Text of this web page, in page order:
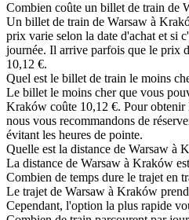
Combien coûte un billet de train de
Un billet de train de Warsaw à
prix varie selon la date d'achat et si
journée. Il arrive parfois que le prix
10,12 €.
Quel est le billet de train le moins
Le billet le moins cher que vous
Kraków coûte 10,12 €. Pour obtenir
nous vous recommandons de
évitant les heures de pointe.
Quelle est la distance de Warsaw à
La distance de Warsaw à Kraków
Combien de temps dure le trajet en
Le trajet de Warsaw à Kraków
Cependant, l'option la plus rapide